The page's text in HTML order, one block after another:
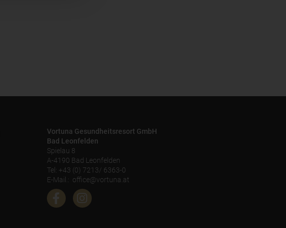
Vortuna Gesundheitsresort GmbH
Bad Leonfelden
Spielau 8
A-4190 Bad Leonfelden
Tel: +43 (0) 7213/ 6363-0
E-Mail.: office@vortuna.at